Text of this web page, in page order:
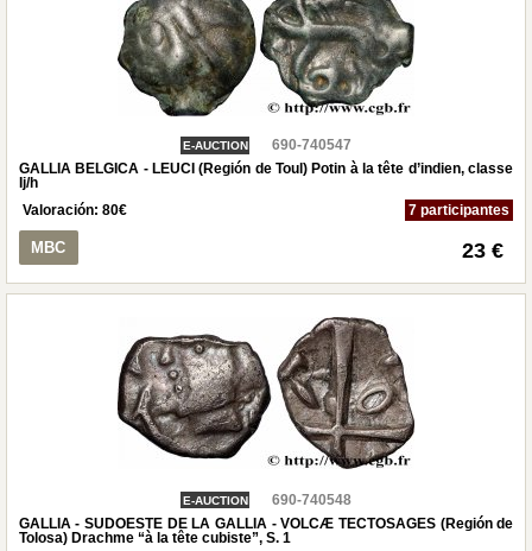
E-AUCTION
690-740547
GALLIA BELGICA - LEUCI (Región de Toul) Potin à la tête d’indien, classe
Ij/h
Valoración: 80€ 7 participantes
MBC 23 €
E-AUCTION
690-740548
GALLIA - SUDOESTE DE LA GALLIA - VOLCÆ TECTOSAGES (Región de
Tolosa) Drachme “à la tête cubiste”, S. 1